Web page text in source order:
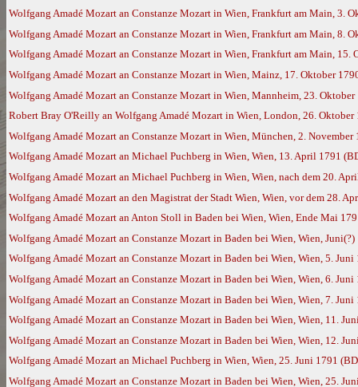
Wolfgang Amadé Mozart an Constanze Mozart in Wien, Frankfurt am Main, 3.
Wolfgang Amadé Mozart an Constanze Mozart in Wien, Frankfurt am Main, 8.
Wolfgang Amadé Mozart an Constanze Mozart in Wien, Frankfurt am Main, 15.
Wolfgang Amadé Mozart an Constanze Mozart in Wien, Mainz, 17. Oktober
Wolfgang Amadé Mozart an Constanze Mozart in Wien, Mannheim, 23.
Robert Bray O'Reilly an Wolfgang Amadé Mozart in Wien, London, 26. Oktober
Wolfgang Amadé Mozart an Constanze Mozart in Wien, München, 2. November
Wolfgang Amadé Mozart an Michael Puchberg in Wien, Wien, 13. April 1791
Wolfgang Amadé Mozart an Michael Puchberg in Wien, Wien, nach dem 20.
Wolfgang Amadé Mozart an den Magistrat der Stadt Wien, Wien, vor dem 28.
Wolfgang Amadé Mozart an Anton Stoll in Baden bei Wien, Wien, Ende Mai
Wolfgang Amadé Mozart an Constanze Mozart in Baden bei Wien, Wien,
Wolfgang Amadé Mozart an Constanze Mozart in Baden bei Wien, Wien, 5.
Wolfgang Amadé Mozart an Constanze Mozart in Baden bei Wien, Wien, 6.
Wolfgang Amadé Mozart an Constanze Mozart in Baden bei Wien, Wien, 7.
Wolfgang Amadé Mozart an Constanze Mozart in Baden bei Wien, Wien, 11.
Wolfgang Amadé Mozart an Constanze Mozart in Baden bei Wien, Wien, 12.
Wolfgang Amadé Mozart an Michael Puchberg in Wien, Wien, 25. Juni 1791
Wolfgang Amadé Mozart an Constanze Mozart in Baden bei Wien, Wien, 25.